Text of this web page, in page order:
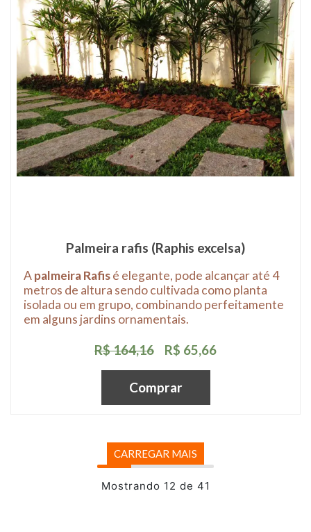
Palmeira rafis (Raphis excelsa)
Apalmeira Rafisé elegante, pode alcançar até 4
metros de altura sendo cultivada como planta
isolada ou em grupo, combinando perfeitamente
em alguns jardins ornamentais.
R$ 164,16 R$ 65,66
Comprar
CARREGAR MAIS
Mostrando 12 de 41